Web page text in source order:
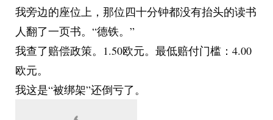
我旁边的座位上，那位四十分钟都没有抬头的读书
人翻了一页书。“德铁。”
我查了赔偿政策。1.50欧元。最低赔付门槛：4.00
欧元。
我这是“被绑架”还倒亏了。